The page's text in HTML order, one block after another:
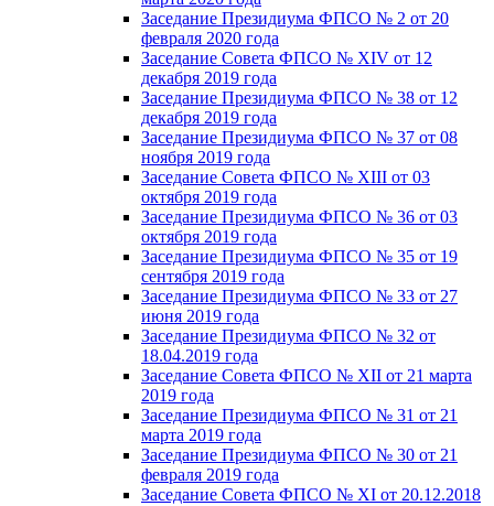
Заседание Президиума ФПСО № 2 от 20
февраля 2020 года
Заседание Совета ФПСО № XIV от 12
декабря 2019 года
Заседание Президиума ФПСО № 38 от 12
декабря 2019 года
Заседание Президиума ФПСО № 37 от 08
ноября 2019 года
Заседание Совета ФПСО № XIII от 03
октября 2019 года
Заседание Президиума ФПСО № 36 от 03
октября 2019 года
Заседание Президиума ФПСО № 35 от 19
сентября 2019 года
Заседание Президиума ФПСО № 33 от 27
июня 2019 года
Заседание Президиума ФПСО № 32 от
18.04.2019 года
Заседание Совета ФПСО № XII от 21 марта
2019 года
Заседание Президиума ФПСО № 31 от 21
марта 2019 года
Заседание Президиума ФПСО № 30 от 21
февраля 2019 года
Заседание Совета ФПСО № XI от 20.12.2018